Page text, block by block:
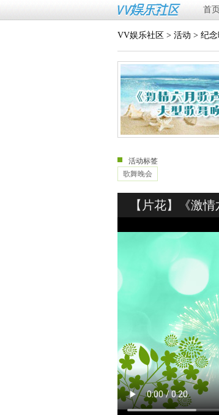
首页
VV娱乐社区 > 活动 > 纪
活动标签
歌舞晚会
【片花】《激